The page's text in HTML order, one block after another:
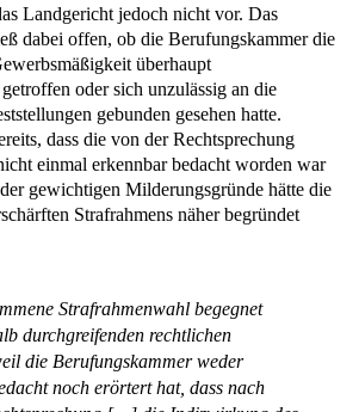
Landgericht jedoch nicht vor. Das
dabei offen, ob die Berufungskammer die
überhaupt
oder sich unzulässig an die
gebunden gesehen hatte.
dass die von der Rechtsprechung
einmal erkennbar bedacht worden war
gewichtigen Milderungsgründe hätte die
Strafrahmens näher begründet
Strafrahmenwahl begegnet
durchgreifenden rechtlichen
die Berufungskammer weder
noch erörtert hat, dass nach